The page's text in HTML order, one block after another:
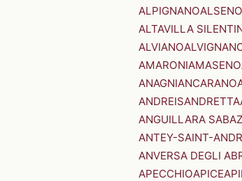
ALPIGNANOALSENO
ALTAVILLA
ALVIANO
AMARONIAMASENO
ANAGNIANCARANO
ANDREISANDRETTA
ANGUILLARA
ANTEY-SAINT-
ANVERSA DEGLI
APECCHIOAPICE